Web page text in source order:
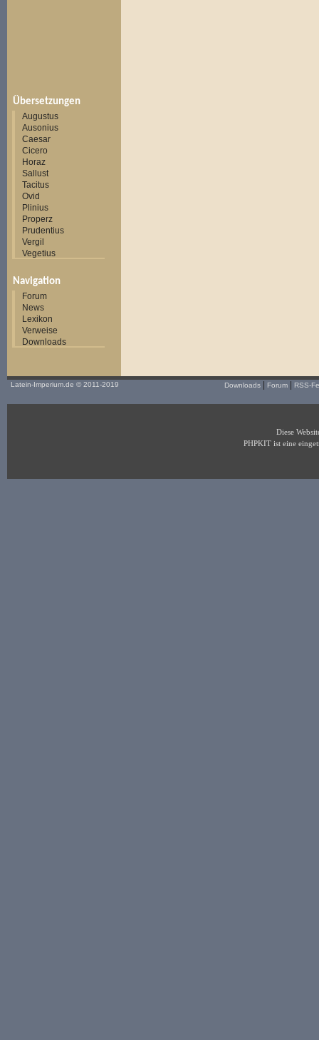
Übersetzungen
Augustus
Ausonius
Caesar
Cicero
Horaz
Sallust
Tacitus
Ovid
Plinius
Properz
Prudentius
Vergil
Vegetius
Navigation
Forum
News
Lexikon
Verweise
Downloads
Latein-Imperium.de © 2011-2019 Downloads Forum RSS-
Diese
PHPKIT ist eine